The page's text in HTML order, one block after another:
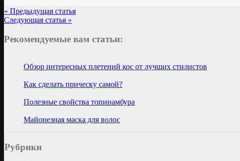
« Предыдущая статья
Следующая статья »
Рекомендуемые вам статьи:
Обзор интересных плетений кос от лучших стилистов
Как сделать прическу самой?
Полезные свойства топинамбура
Майонезная маска для волос
Рубрики